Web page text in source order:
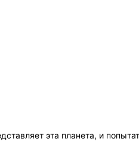
эта планета, и